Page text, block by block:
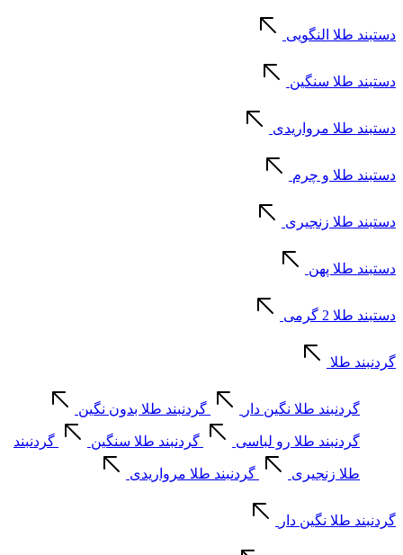
دستبند طلا النگویی
دستبند طلا سنگین
دستبند طلا مرواریدی
دستبند طلا و چرم
دستبند طلا زنجیری
دستبند طلا پهن
دستبند طلا 2 گرمی
گردنبند طلا
گردنبند طلا نگین دار گردنبند طلا بدون نگین
گردنبند طلا رو لباسی گردنبند طلا سنگین گردنبند
طلا زنجیری گردنبند طلا مرواریدی
گردنبند طلا نگین دار